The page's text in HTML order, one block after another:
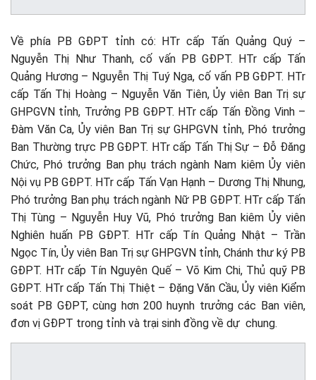
Về phía PB GĐPT tỉnh có: HTr cấp Tấn Quảng Quý –
Nguyễn Thị Như Thanh, cố vấn PB GĐPT. HTr cấp Tấn
Quảng Hương – Nguyễn Thị Tuý Nga, cố vấn PB GĐPT. HTr
cấp Tấn Thị Hoàng – Nguyễn Văn Tiên, Ủy viên Ban Trị sự
GHPGVN tỉnh, Trưởng PB GĐPT. HTr cấp Tấn Đồng Vinh –
Đàm Văn Ca, Ủy viên Ban Trị sự GHPGVN tỉnh, Phó trưởng
Ban Thường trực PB GĐPT. HTr cấp Tấn Thị Sự – Đỗ Đăng
Chức, Phó trưởng Ban phụ trách ngành Nam kiêm Ủy viên
Nội vụ PB GĐPT. HTr cấp Tấn Vạn Hạnh – Dương Thị Nhung,
Phó trưởng Ban phụ trách ngành Nữ PB GĐPT. HTr cấp Tấn
Thị Tùng – Nguyễn Huy Vũ, Phó trưởng Ban kiêm Ủy viên
Nghiên huấn PB GĐPT. HTr cấp Tín Quảng Nhật – Trần
Ngọc Tín, Ủy viên Ban Trị sự GHPGVN tỉnh, Chánh thư ký PB
GĐPT. HTr cấp Tín Nguyên Quế – Võ Kim Chi, Thủ quỹ PB
GĐPT. HTr cấp Tấn Thị Thiệt – Đặng Văn Cầu, Ủy viên Kiểm
soát PB GĐPT, cùng hơn 200 huynh trưởng các Ban viên,
đơn vị GĐPT trong tỉnh và trại sinh đồng về dự chung.